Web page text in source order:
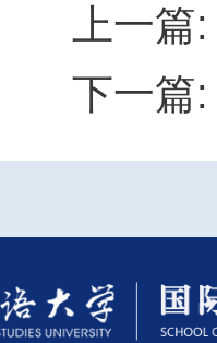
上一
下一篇